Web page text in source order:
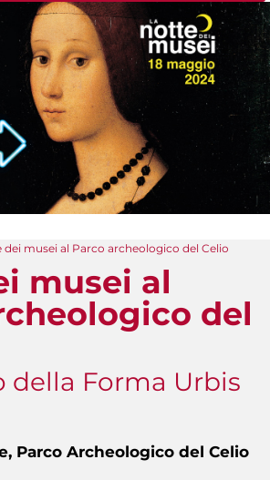
dei musei al Parco archeologico del Celio
musei al
del
della Forma Urbis
Parco Archeologico del Celio